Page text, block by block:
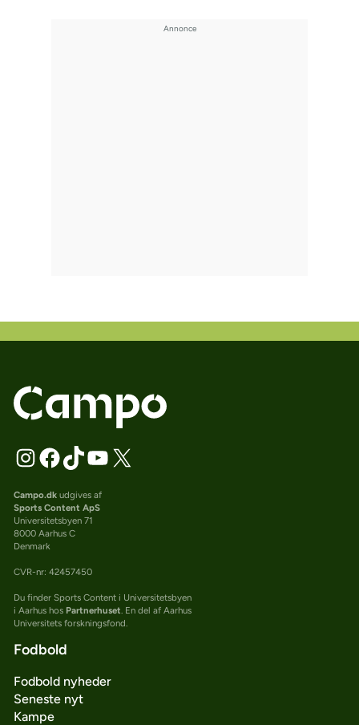
Campo.dkudgives af
Sports Content ApS
Universitetsbyen 71
8000 Aarhus C
Denmark
CVR-nr: 42457450
Du finder Sports Content i Universitetsbyen
i Aarhus hos Partnerhuset. En del af Aarhus
Universitets forskningsfond.
Fodbold
Fodbold nyheder
Seneste nyt
Kampe